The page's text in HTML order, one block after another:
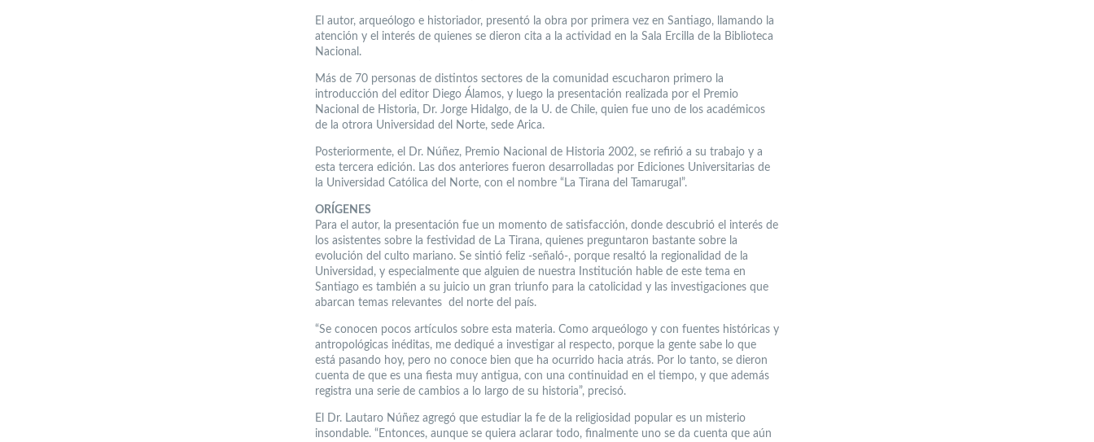
El autor, arqueólogo e historiador, presentó la obra por primera vez en Santiago, llamando la
atención y el interés de quienes se dieron cita a la actividad en la Sala Ercilla de la Biblioteca
Nacional.
Más de 70 personas de distintos sectores de la comunidad escucharon primero la
introducción del editor Diego Álamos, y luego la presentación realizada por el Premio
Nacional de Historia, Dr. Jorge Hidalgo, de la U. de Chile, quien fue uno de los académicos
de la otrora Universidad del Norte, sede Arica.
Posteriormente, el Dr. Núñez, Premio Nacional de Historia 2002, se refirió a su trabajo y a
esta tercera edición. Las dos anteriores fueron desarrolladas por Ediciones Universitarias de
la Universidad Católica del Norte, con el nombre “La Tirana del Tamarugal”.
ORÍGENES
Para el autor, la presentación fue un momento de satisfacción, donde descubrió el interés de
los asistentes sobre la festividad de La Tirana, quienes preguntaron bastante sobre la
evolución del culto mariano. Se sintió feliz -señaló-, porque resaltó la regionalidad de la
Universidad, y especialmente que alguien de nuestra Institución hable de este tema en
Santiago es también a su juicio un gran triunfo para la catolicidad y las investigaciones que
abarcan temas relevantes del norte del país.
“Se conocen pocos artículos sobre esta materia. Como arqueólogo y con fuentes históricas y
antropológicas inéditas, me dediqué a investigar al respecto, porque la gente sabe lo que
está pasando hoy, pero no conoce bien que ha ocurrido hacia atrás. Por lo tanto, se dieron
cuenta de que es una fiesta muy antigua, con una continuidad en el tiempo, y que además
registra una serie de cambios a lo largo de su historia”, precisó.
El Dr. Lautaro Núñez agregó que estudiar la fe de la religiosidad popular es un misterio
insondable. “Entonces, aunque se quiera aclarar todo, finalmente uno se da cuenta que aún